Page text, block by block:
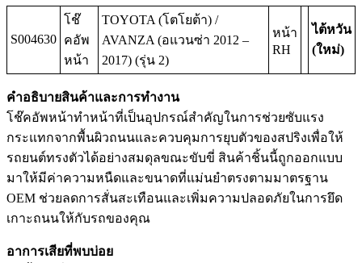
S004630
โช๊
คอัพ
หน้า
TOYOTA (โตโยต้า) /
AVANZA (อแวนซ่า 2012 –
2017) (รุ่น 2)
หน้า
RH
ไต้หวัน
(ใหม่)
คำอธิบายสินค้าและการทำงาน
โช๊คอัพหน้าทำหน้าที่เป็นอุปกรณ์สำคัญในการช่วยซับแรง
กระแทกจากพื้นผิวถนนและควบคุมการยุบตัวของสปริงเพื่อให้
รถยนต์ทรงตัวได้อย่างสมดุลขณะขับขี่ สินค้าชิ้นนี้ถูกออกแบบ
มาให้มีค่าความหนืดและขนาดที่แม่นยำตรงตามมาตรฐาน
OEM ช่วยลดการสั่นสะเทือนและเพิ่มความปลอดภัยในการยึด
เกาะถนนให้กับรถของคุณ
อาการเสียที่พบบ่อย